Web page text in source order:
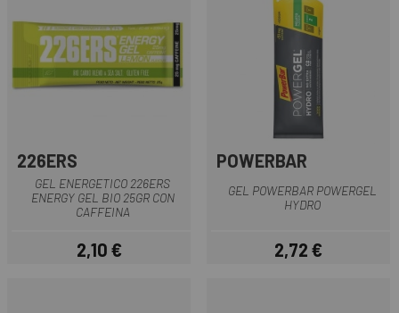
226ERS
GEL ENERGETICO 226ERS
ENERGY GEL BIO 25GR CON
CAFFEINA
Prezzo
2,10 €
POWERBAR
GEL POWERBAR POWERGEL
HYDRO
Prezzo
2,72 €